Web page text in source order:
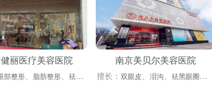
丽医疗美容医院
部整形、 脂肪整形、 祛眼
南京美贝尔美容医院
擅长： 双眼皮 泪沟 祛黑眼圈 、